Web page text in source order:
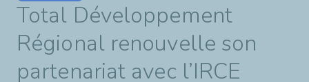
Total Développement
Régional renouvelle son
partenariat avec l’IRCE